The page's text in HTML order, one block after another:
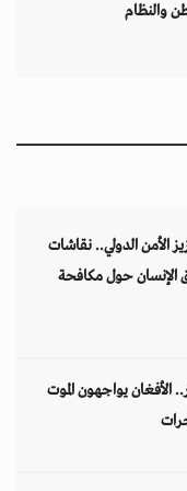
والنظام
الأمن الدولي.. نقاشات
حول مكافحة
الأفغان يواجهون الموت